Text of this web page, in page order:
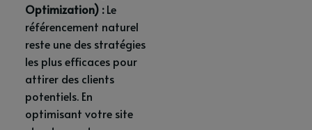
Optimization) :Le
référencement naturel
reste une des stratégies
les plus efficaces pour
attirer des clients
potentiels. En
optimisant votre site